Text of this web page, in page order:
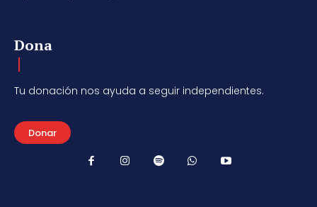
Dona
Tu donación nos ayuda a seguir independientes.
Donar